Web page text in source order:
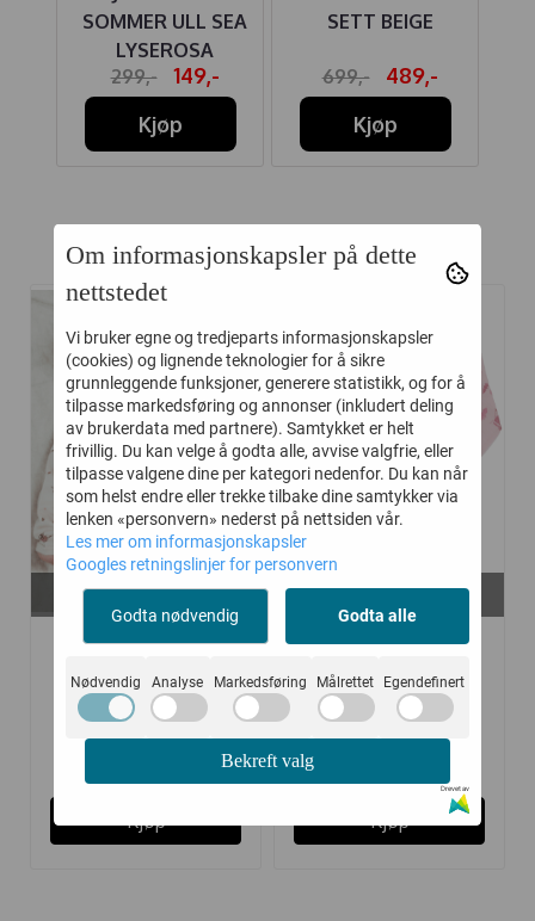
SOMMER ULL SEA
LYSEROSA
299,-
149,-
Kjøp
SETT BEIGE
699,-
489,-
Kjøp
Relaterte produkter
-50%
56, 68
HUST AND CLAIRE
BODY ...
Kjøp
-30%
90, 100, 110, 120
JOHA GENSER ULL
CAMPING LIGHT ...
Kjøp
Om informasjonskapsler på dette
nettstedet
Vi bruker egne og tredjeparts informasjonskapsler
(cookies) og lignende teknologier for å sikre
grunnleggende funksjoner, generere statistikk, og for å
tilpasse markedsføring og annonser (inkludert deling
av brukerdata med partnere). Samtykket er helt
frivillig. Du kan velge å godta alle, avvise valgfrie, eller
tilpasse valgene dine per kategori nedenfor. Du kan når
som helst endre eller trekke tilbake dine samtykker via
lenken «personvern» nederst på nettsiden vår.
Les mer om informasjonskapsler
Googles retningslinjer for personvern
Godta nødvendig Godta alle
Nødvendig Analyse Markedsføring Målrettet Egendefinert
Bekreft valg
Drevet av